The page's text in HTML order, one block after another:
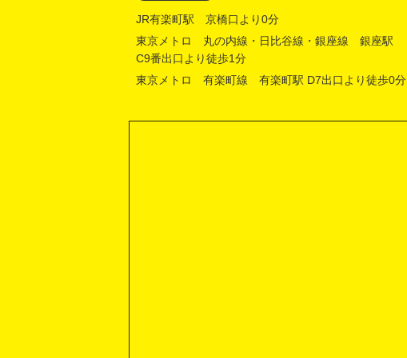
JR有楽町駅 京橋口より0分
東京メトロ 丸の内線・日比谷線・銀座線 銀座駅
C9番出口より徒歩1分
東京メトロ 有楽町線 有楽町駅 D7出口より徒歩0分